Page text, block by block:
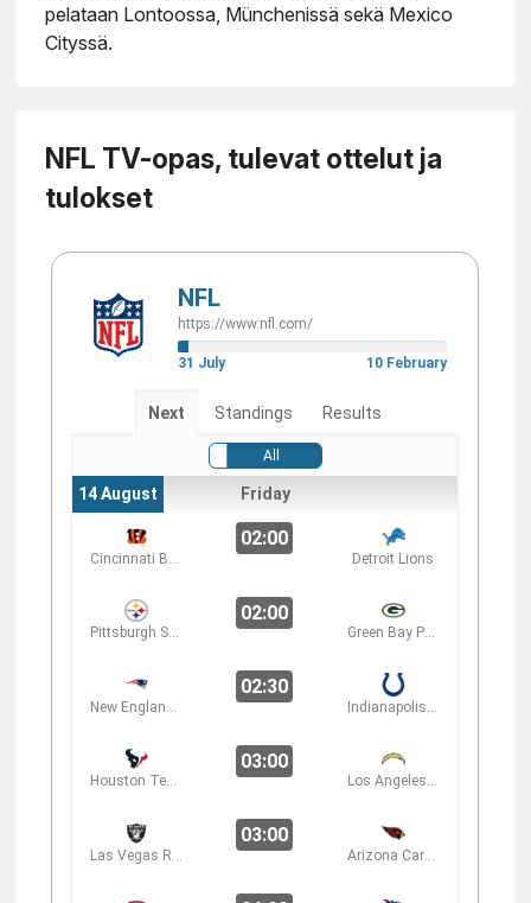
pelataan Lontoossa, Münchenissä sekä Mexico
Cityssä.
NFL TV-opas, tulevat ottelut ja
tulokset